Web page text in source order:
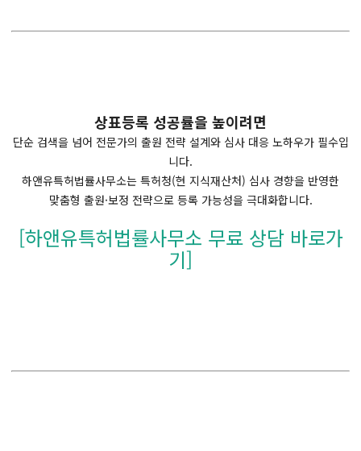
상표등록 성공률을 높이려면
단순 검색을 넘어 전문가의 출원 전략 설계와 심사 대응 노하우가 필수입
니다.
하앤유특허법률사무소는 특허청(현 지식재산처) 심사 경향을 반영한
맞춤형 출원·보정 전략으로 등록 가능성을 극대화합니다.
[하앤유특허법률사무소 무료 상담 바로가
기]